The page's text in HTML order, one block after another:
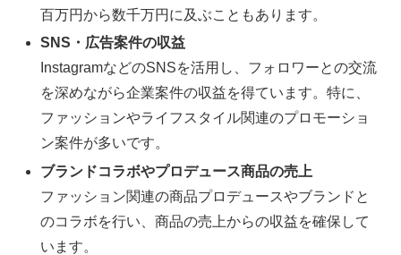
百万円から数千万円に及ぶこともあります。
SNS・広告案件の収益
InstagramなどのSNSを活用し、フォロワーとの交流
を深めながら企業案件の収益を得ています。特に、
ファッションやライフスタイル関連のプロモーショ
ン案件が多いです。
ブランドコラボやプロデュース商品の売上
ファッション関連の商品プロデュースやブランドと
のコラボを行い、商品の売上からの収益を確保して
います。